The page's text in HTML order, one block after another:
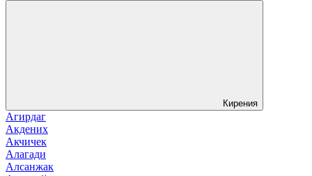
Кирения
Агирдаг
Акдених
Акчичек
Алагади
Алсанжак